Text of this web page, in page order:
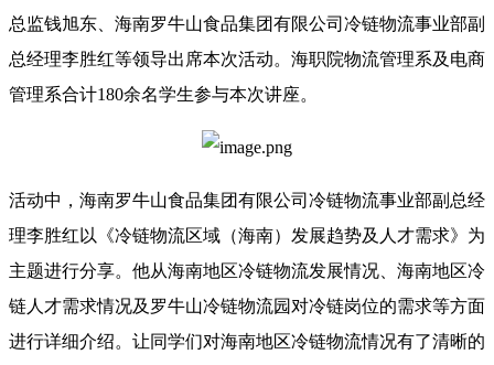
总监钱旭东、海南罗牛山食品集团有限公司冷链物流事业部副
总经理李胜红等领导出席本次活动。海职院物流管理系及电商
管理系合计180余名学生参与本次讲座。
活动中，海南罗牛山食品集团有限公司冷链物流事业部副总经
理李胜红以《冷链物流区域（海南）发展趋势及人才需求》为
主题进行分享。他从海南地区冷链物流发展情况、海南地区冷
链人才需求情况及罗牛山冷链物流园对冷链岗位的需求等方面
进行详细介绍。让同学们对海南地区冷链物流情况有了清晰的